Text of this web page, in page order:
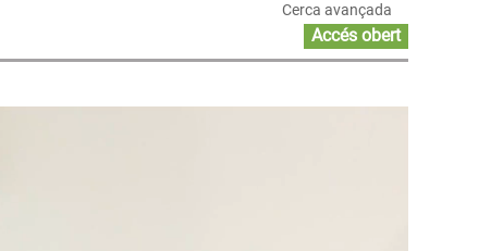
Cerca avançada
Accés obert